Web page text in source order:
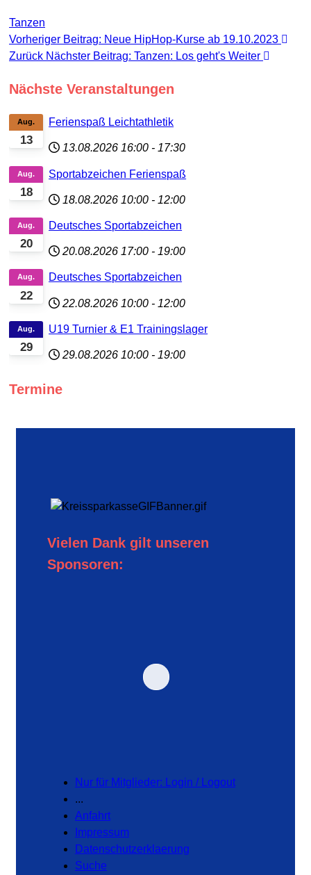
Tanzen
Vorheriger Beitrag: Neue HipHop-Kurse ab 19.10.2023
Zurück Nächster Beitrag: Tanzen: Los geht's Weiter
Nächste Veranstaltungen
13
Aug. Ferienspaß Leichtathletik
13.08.2026 16:00 - 17:30
18
Aug. Sportabzeichen Ferienspaß
18.08.2026 10:00 - 12:00
20
Aug. Deutsches Sportabzeichen
20.08.2026 17:00 - 19:00
22
Aug. Deutsches Sportabzeichen
22.08.2026 10:00 - 12:00
29
Aug. U19 Turnier & E1 Trainingslager
29.08.2026 10:00 - 19:00
Termine
Vielen Dank gilt unseren
Sponsoren:
Nur für Mitglieder: Login / Logout
...
Anfahrt
Impressum
Datenschutzerklaerung
Suche